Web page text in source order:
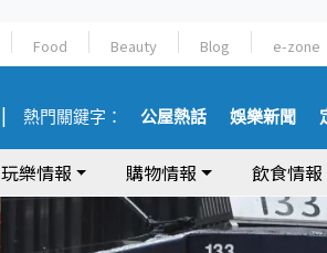
Food Beauty Blog e-zone
熱門關鍵字： 公屋熱話 娛樂新聞
玩樂情報 購物情報 飲食情報